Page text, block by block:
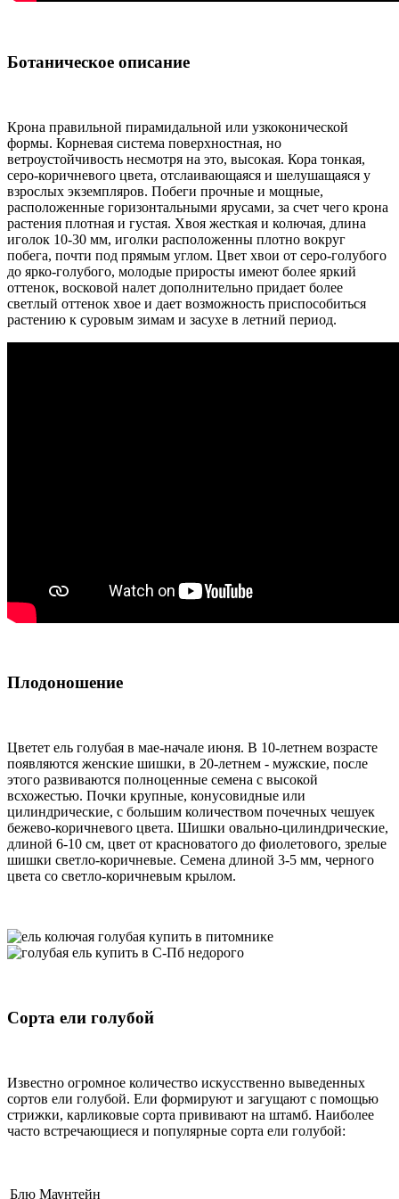
Ботаническое описание
Крона правильной пирамидальной или узкоконической
формы. Корневая система поверхностная, но
ветроустойчивость несмотря на это, высокая. Кора тонкая,
серо-коричневого цвета, отслаивающаяся и шелушащаяся у
взрослых экземпляров. Побеги прочные и мощные,
расположенные горизонтальными ярусами, за счет чего крона
растения плотная и густая. Хвоя жесткая и колючая, длина
иголок 10-30 мм, иголки расположенны плотно вокруг
побега, почти под прямым углом. Цвет хвои от серо-голубого
до ярко-голубого, молодые приросты имеют более яркий
оттенок, восковой налет дополнительно придает более
светлый оттенок хвое и дает возможность приспособиться
растению к суровым зимам и засухе в летний период.
Плодоношение
Цветет ель голубая в мае-начале июня. В 10-летнем возрасте
появляются женские шишки, в 20-летнем - мужские, после
этого развиваются полноценные семена с высокой
всхожестью. Почки крупные, конусовидные или
цилиндрические, с большим количеством почечных чешуек
бежево-коричневого цвета. Шишки овально-цилиндрические,
длиной 6-10 см, цвет от красноватого до фиолетового, зрелые
шишки светло-коричневые. Семена длиной 3-5 мм, черного
цвета со светло-коричневым крылом.
Сорта ели голубой
Известно огромное количество искусственно выведенных
сортов ели голубой. Ели формируют и загущают с помощью
стрижки, карликовые сорта прививают на штамб. Наиболее
часто встречающиеся и популярные сорта ели голубой:
Блю Маунтейн